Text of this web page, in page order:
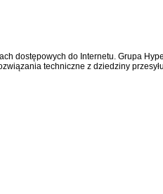
dostępowych do Internetu. Grupa
techniczne z dziedziny